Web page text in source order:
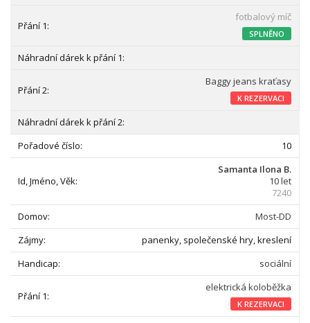
fotbalový míč
SPLNĚNO
Baggy jeans kraťasy
K REZERVACI
10
Samanta Ilona B.
10 let
7240
Most-DD
panenky, společenské hry, kreslení
sociální
elektrická koloběžka
K REZERVACI